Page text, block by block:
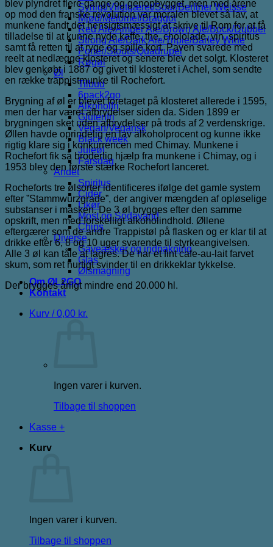
Syrligt/Vildtgæret/Sour/Berliner Weisse
Mjød/Melomel/Braggot
Red Ale/Amber Ale/Brown Ale/Bock/Dubbel
Strong Ale/Dark Ale/Triple/Barley Wine
Porter/Stouts/Quadrupel
Røgøl
Øl
Tilbud
6pack2go
Alkoholfri
Glutenfri
Vegan/Vegansk
Black week
Juleøl
Farsdag
Andet
Spiritus
Cider
Likør
Most og Sodavand
Chips
Diverse
Gaveæsker og indpakning
Glas
Ølsmagning
Om ØL2GO
Kontakt
Kurv /0,00 kr.
Ingen varer i kurven.
Tilbage til shoppen
Kasse +
Kurv
Ingen varer i kurven.
Tilbage til shoppen
blev plyndret flere gange og genopbygget, men med årene
op mod den franske revolution var moralen blevet så lav, at
munkene fandt det hensigtsmæssigt at skrive til Rom for at få
tilladelse til at kunne nyde kaffe, the, chololade, vin, spiritus
samt få retten til at ryge og spille kort. Paven svarede med
reelt at nedlægge klosteret og senere blev det solgt. Klosteret
blev genkøbt i 1887 og givet til klosteret i Achel, som sendte
en række trappistmunke til Rochefort.
Brygning af øl er blevet foretaget på klosteret allerede i 1595,
men der har været afbrydelser siden da. Siden 1899 er
brygningen sket uden afbrydelser på trods af 2 verdenskrige.
Øllen havde oprindelig en lav alkoholprocent og kunne ikke
rigtig klare sig i konkurrencen med Chimay. Munkene i
Rochefort fik så broderlig hjælp fra munkene i Chimay, og i
1953 blev den første stærke Rochefort lanceret.
Rocheforts tre ølsorter identificeres ifølge det gamle system
efter ”Stammwürzgrade”, der angiver mængden af opløselige
substanser i masken. De 3 øl brygges efter den samme
opskrift, men med forskelligt alkoholindhold. Øllene
eftergærer som de andre Trappistøl på flasken og er klar til at
drikke efter 6, 8 og 10 uger svarende til styrkeangivelsen.
Alle 3 øl kan tåle at lagres. De har et fint cafe-au-lait farvet
skum, som ret hurtigt svinder til en drikkeklar tykkelse.
Der brygges årligt mindre end 20.000 hl.